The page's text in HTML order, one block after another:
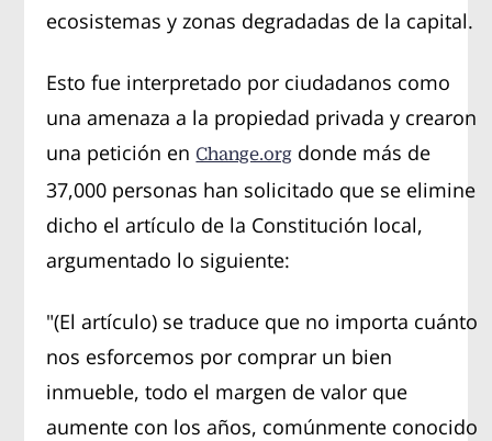
ecosistemas y zonas degradadas de la capital.
Esto fue interpretado por ciudadanos como
una amenaza a la propiedad privada y crearon
una petición en Change.org donde más de
37,000 personas han solicitado que se elimine
dicho el artículo de la Constitución local,
argumentado lo siguiente:
"(El artículo) se traduce que no importa cuánto
nos esforcemos por comprar un bien
inmueble, todo el margen de valor que
aumente con los años, comúnmente conocido